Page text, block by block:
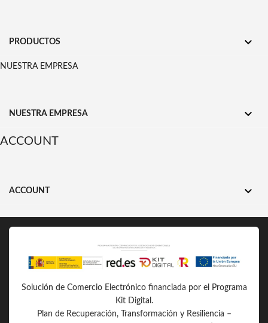
PRODUCTOS 
NUESTRA EMPRESA
NUESTRA EMPRESA 
ACCOUNT
ACCOUNT 
Solución de Comercio Electrónico financiada por el Programa
Kit Digital.
Plan de Recuperación, Transformación y Resiliencia –